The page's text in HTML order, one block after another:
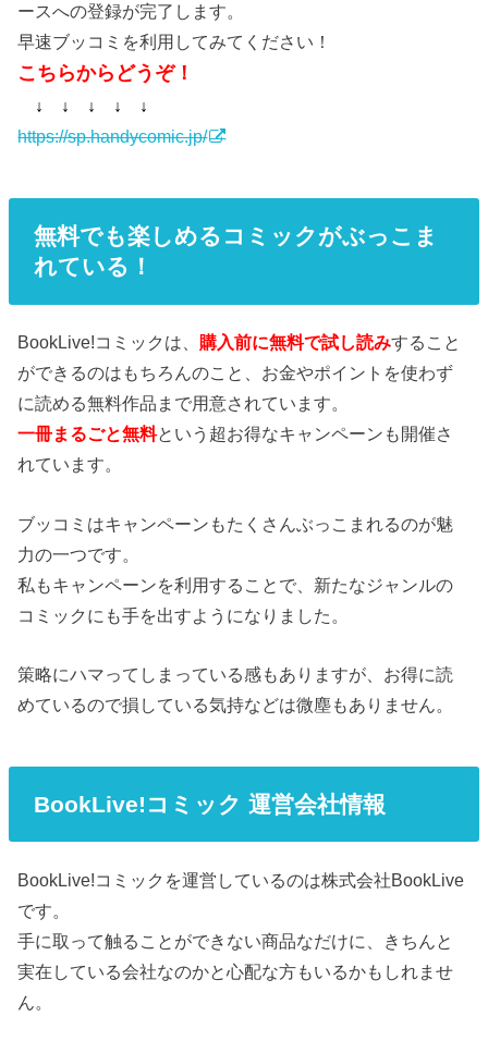
ースへの登録が完了します。
早速ブッコミを利用してみてください！
こちらからどうぞ！
↓ ↓ ↓ ↓ ↓
https://sp.handycomic.jp/
無料でも楽しめるコミックがぶっこま
れている！
BookLive!コミックは、 購入前に無料で試し読みすること
ができるのはもちろんのこと、お金やポイントを使わず
に読める無料作品まで用意されています。
一冊まるごと無料という超お得なキャンペーンも開催さ
れています。
ブッコミはキャンペーンもたくさんぶっこまれるのが魅
力の一つです。
私もキャンペーンを利用することで、新たなジャンルの
コミックにも手を出すようになりました。
策略にハマってしまっている感もありますが、お得に読
めているので損している気持などは微塵もありません。
BookLive!コミック 運営会社情報
BookLive!コミックを運営しているのは株式会社BookLive
です。
手に取って触ることができない商品なだけに、きちんと
実在している会社なのかと心配な方もいるかもしれませ
ん。